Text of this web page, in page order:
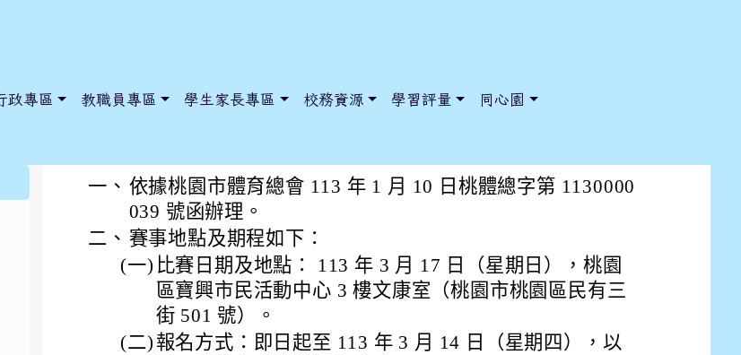
政專區 教職員專區 學生家長專區 校務資源 學習評量 同心園
「113年桃園市運動會－市長盃全國西洋棋錦標賽」
一、 依據桃園市體育總會 113 年 1 月 10 日桃體總字第 1130000
039 號函辦理。
二、 賽事地點及期程如下：
(一) 比賽日期及地點： 113 年 3 月 17 日（星期日），桃園
區寶興市民活動中心 3 樓文康室（桃園市桃園區民有三
街 501 號）。
(二) 報名方式：即日起至 113 年 3 月 14 日（星期四），以
NoExamImitateHome/Page/Public/ChooseSys?s=05 style=font-size: 1rem; background-
NoExamImitateHome/Page/Public/ChooseSys?s=05 style=font-size: 1rem; background-